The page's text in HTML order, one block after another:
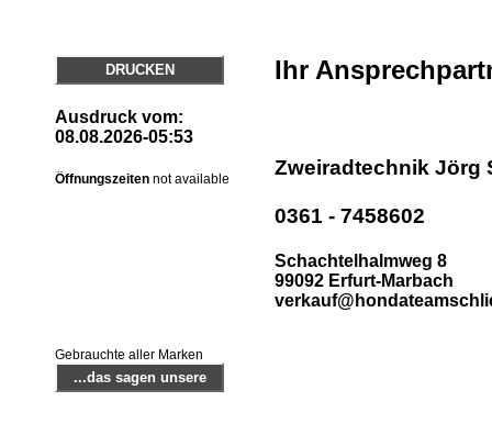
DRUCKEN
Ausdruck vom:
08.08.2026-05:53
Öffnungszeiten not available
Ihr
Zweiradtechnik Jörg
0361 - 7458602
Schachtelhalmweg 8
99092 Erfurt-Marbach
Gebrauchte aller Marken
...das sagen unsere